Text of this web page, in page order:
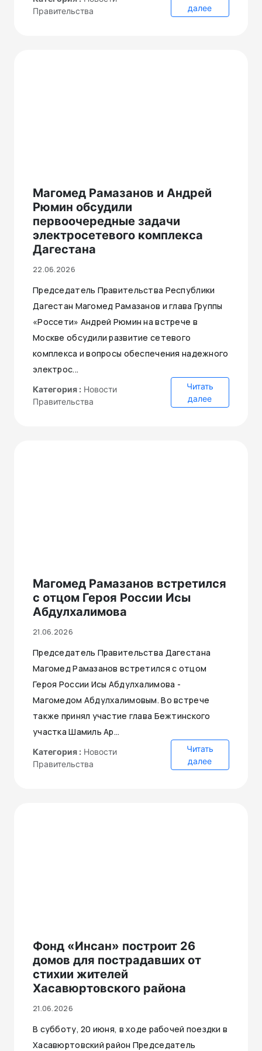
Правительства
далее
Магомед Рамазанов и Андрей
Рюмин обсудили
первоочередные задачи
электросетевого комплекса
Дагестана
22.06.2026
Председатель Правительства Республики
Дагестан Магомед Рамазанов и глава Группы
«Россети» Андрей Рюмин на встрече в
Москве обсудили развитие сетевого
комплекса и вопросы обеспечения надежного
электрос...
Категория : Новости
Правительства
Читать
далее
Магомед Рамазанов встретился
с отцом Героя России Исы
Абдулхалимова
21.06.2026
Председатель Правительства Дагестана
Магомед Рамазанов встретился с отцом
Героя России Исы Абдулхалимова -
Магомедом Абдулхалимовым. Во встрече
также принял участие глава Бежтинского
участка Шамиль Ар...
Категория : Новости
Правительства
Читать
далее
Фонд «Инсан» построит 26
домов для пострадавших от
стихии жителей
Хасавюртовского района
21.06.2026
В субботу, 20 июня, в ходе рабочей поездки в
Хасавюртовский район Председатель